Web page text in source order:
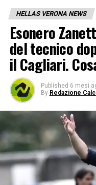
HELLAS VERONA NEWS
Esonero
del tecnico
il Cagliari.
Published 6 mesi
By Redazione